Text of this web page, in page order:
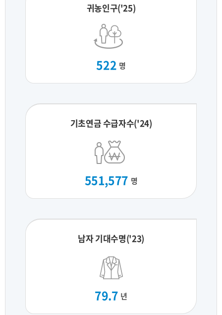
귀농인구('25)
522 명
기초연금 수급자수('24)
551,577 명
남자 기대수명('23)
79.7 년